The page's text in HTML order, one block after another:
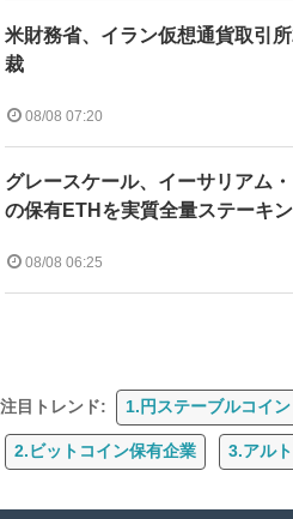
米財務省、イラン仮想通貨取引
裁
08/08 07:20
グレースケール、イーサリアム
の保有ETHを実質全量ステーキ
08/08 06:25
注目トレンド: 1.円ステーブルコイン
2.ビットコイン保有企業 3.アル